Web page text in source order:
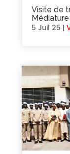
Visite de
5 Juil 25 |